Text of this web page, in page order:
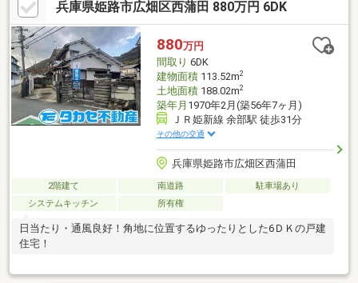
お申し付けください。ご要望に合わせたご提案をさせていただき
ます。
兵庫県姫路市広畑区西蒲田 880万円 6DK
880万円
間取り 6DK
建物面積113.52m2
土地面積188.02m2
築年月 1970年2月(築56年7ヶ月)
ＪＲ姫新線 余部駅 徒歩31分
その他の交通
兵庫県姫路市広畑区西蒲田
2階建て 南道路
駐車場あり
システムキッチン
所有権
日当たり・通風良好！角地に位置するゆったりとした6ＤＫの戸建
住宅！